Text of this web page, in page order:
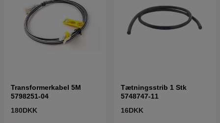
Transformerkabel 5M
5798251-04
180DKK
Tætningsstrib 1 Stk
5748747-11
16DKK